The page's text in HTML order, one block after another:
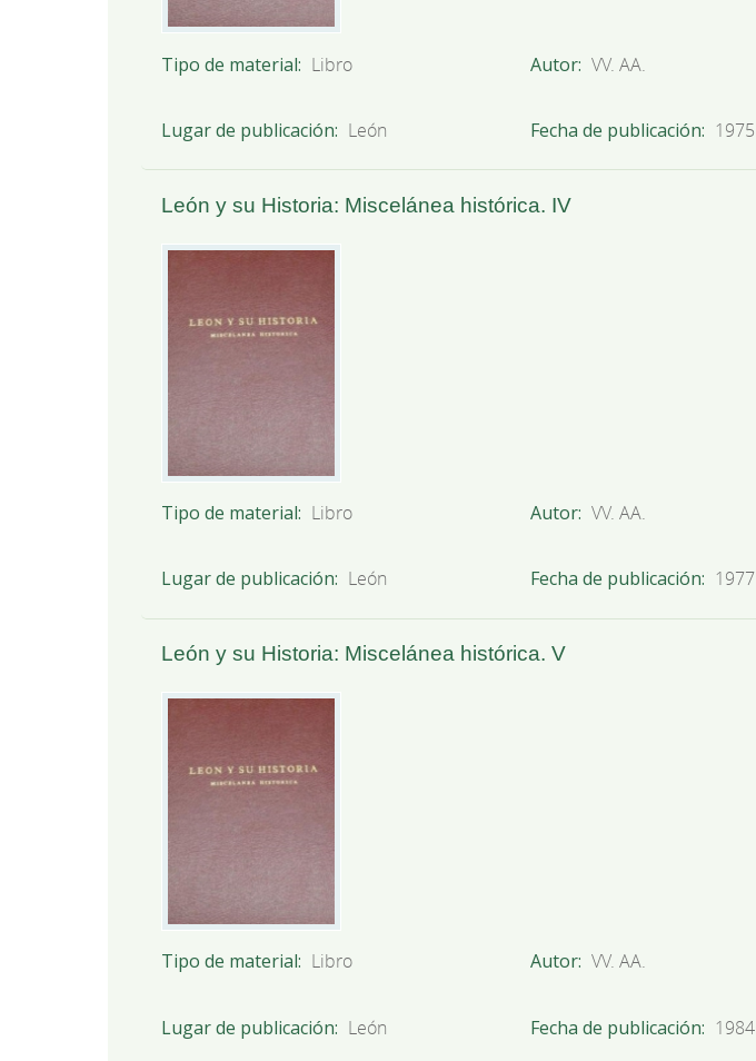
Tipo de material Libro Autor VV. AA.
Lugar de publicación
León Fecha de publicación 1975
León y su Historia: Miscelánea histórica. IV
Tipo de material Libro Autor VV. AA.
Lugar de publicación
León Fecha de publicación 1977
León y su Historia: Miscelánea histórica. V
Tipo de material Libro Autor VV. AA.
Lugar de publicación
León Fecha de publicación 1984